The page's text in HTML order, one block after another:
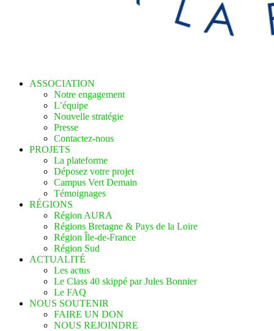
ASSOCIATION
Notre engagement
L’équipe
Nouvelle stratégie
Presse
Contactez-nous
PROJETS
La plateforme
Déposez votre projet
Campus Vert Demain
Témoignages
RÉGIONS
Région AURA
Régions Bretagne & Pays de la Loire
Région Île-de-France
Région Sud
ACTUALITÉ
Les actus
Le Class 40 skippé par Jules Bonnier
Le FAQ
NOUS SOUTENIR
FAIRE UN DON
NOUS REJOINDRE